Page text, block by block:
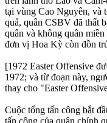
tại vùng Cao Nguyên, và
quả, quân CSBV đã thất
quân và không quân
đơn vị Hoa Kỳ còn đồn
[1972 Easter Offensive
1972; và từ đoạn này,
thay cho "Easter
Cuộc tổng tấn công bắt
tấn công của quân chính